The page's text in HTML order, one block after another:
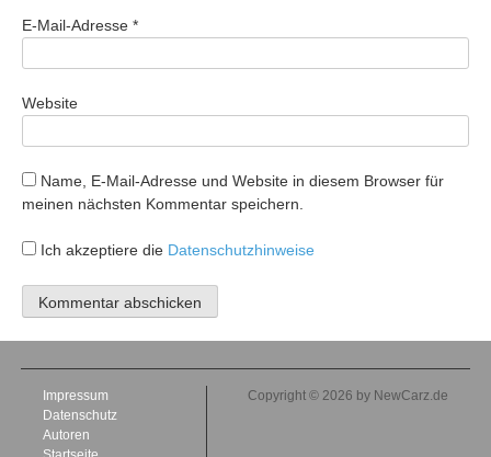
E-Mail-Adresse *
Website
Name, E-Mail-Adresse und Website in diesem Browser für
meinen nächsten Kommentar speichern.
Ich akzeptiere die Datenschutzhinweise
Impressum
Datenschutz
Autoren
Copyright © 2026 by NewCarz.de